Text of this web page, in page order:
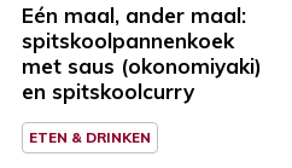
Eén maal, ander maal:
spitskoolpannenkoek
met saus (okonomiyaki)
en spitskoolcurry
ETEN & DRINKEN